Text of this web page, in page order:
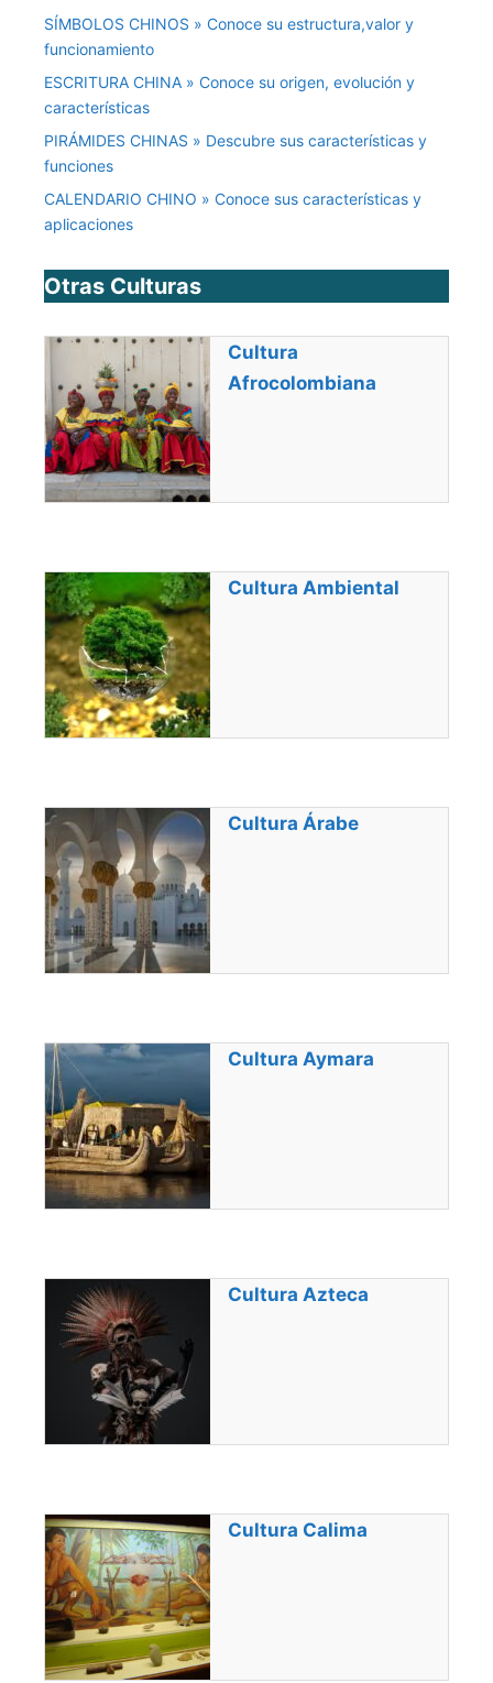
SÍMBOLOS CHINOS » Conoce su estructura,valor y
funcionamiento
ESCRITURA CHINA » Conoce su origen, evolución y
características
PIRÁMIDES CHINAS » Descubre sus características y
funciones
CALENDARIO CHINO » Conoce sus características y
aplicaciones
Otras Culturas
Cultura
Afrocolombiana
Cultura Ambiental
Cultura Árabe
Cultura Aymara
Cultura Azteca
Cultura Calima